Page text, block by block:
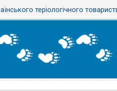
теріологічного